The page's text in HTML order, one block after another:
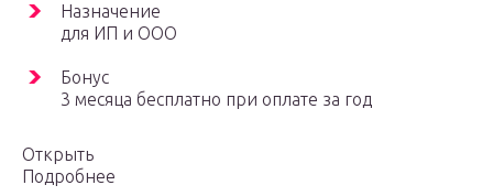
Назначение
для ИП и ООО
Бонус
3 месяца бесплатно при оплате за год
Открыть
Подробнее